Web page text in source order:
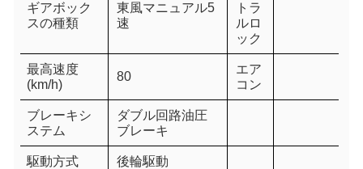
ギアボック
スの種類
東風マニュアル5
速
トラ
ルロ
ック
最高速度
(km/h)
80
エア
コン
ブレーキシ
ステム
ダブル回路油圧
ブレーキ
駆動方式 後輪駆動